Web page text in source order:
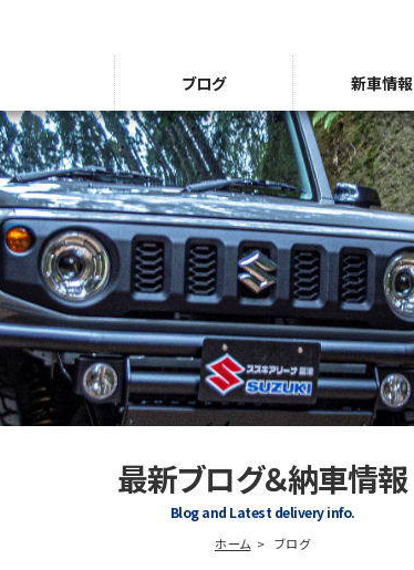
ブログ 新車情報
最新ブログ＆納車情報
Blog and Latest delivery info.
ホーム ブログ